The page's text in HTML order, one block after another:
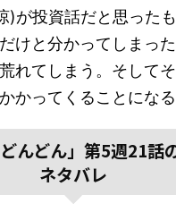
)が投資話だと思った
けと分かってしまっ
れてしまう。そして
かってくることになる
んどん」第5週21話
ネタバレ